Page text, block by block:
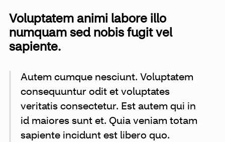
Voluptatem animi labore illo
numquam sed nobis fugit vel
sapiente.
Autem cumque nesciunt. Voluptatem
consequuntur odit et voluptates
veritatis consectetur. Est autem qui in
id maiores sunt et. Quia veniam totam
sapiente incidunt est libero quo.